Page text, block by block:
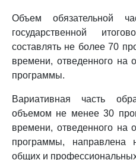
Объем обязательной
государственной
составлять не более 70
времени, отведенного на
программы.
Вариативная часть
объемом не менее 30
времени, отведенного на
программы, направлена
общих и